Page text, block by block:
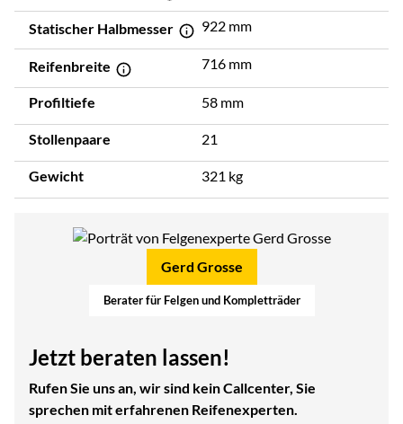
Statischer Halbmesser 922 mm
Reifenbreite 716 mm
Profiltiefe 58 mm
Stollenpaare 21
Gewicht 321 kg
Gerd Grosse
Berater für Felgen und Kompletträder
Jetzt beraten lassen!
Rufen Sie uns an, wir sind kein Callcenter, Sie
sprechen mit erfahrenen Reifenexperten.